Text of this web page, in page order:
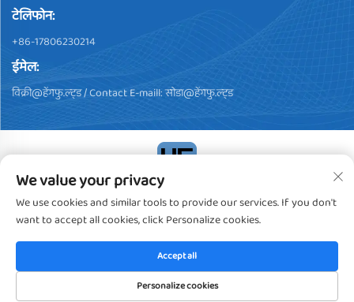
टेलिफोन:
+86-17806230214
ईमेल:
विक्री@हेंगफु.ल्ट्ड/ Contact E-maill:सोडा@हेंगफु.ल्ट्ड
कॉपीराइट © 2024, डोंगग्वान हेंगफू प्लास्टिक प्रोडक्ट्स को., ल्ट्ड. सबai
अधिकार सुरक्षितगोपनीयता नीति
We value your privacy
We use cookies and similar tools to provide our services. If you don't
want to accept all cookies, click Personalize cookies.
Personalize cookies
Accept all